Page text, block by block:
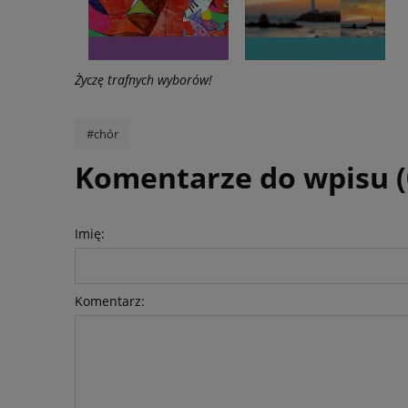
Życzę trafnych wyborów!
#chór
Komentarze do wpisu
Imię:
Komentarz: